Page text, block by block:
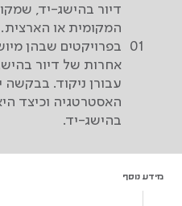
דיור בהישג-יד,
המקומית או הארצית.
בפרויקטים שבהן
אחרות של דיור
עבורן ניקוד. בבקשה
האסטרטגיה וכיצד
בהישג-יד.
01
מידע נוסף